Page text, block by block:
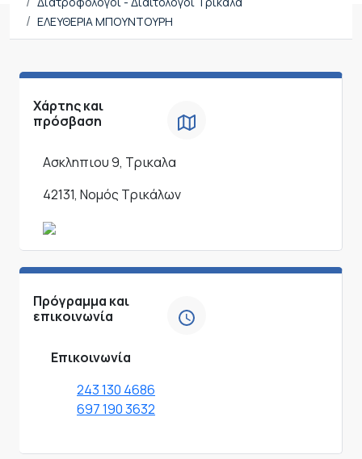
ΕΛΕΥΘΕΡΙΑ ΜΠΟΥΝΤΟΥΡΗ
Χάρτης και
πρόσβαση
Ασκληπιου 9, Τρικαλα
42131, Νομός Τρικάλων
Πρόγραμμα και
επικοινωνία
Επικοινωνία
243 130 4686
697 190 3632